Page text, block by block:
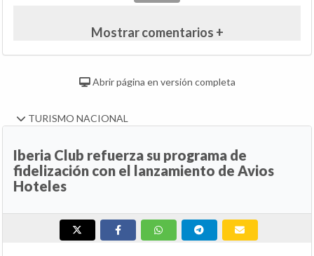
Mostrar comentarios +
Abrir página en versión completa
TURISMO NACIONAL
Iberia Club refuerza su programa de
fidelización con el lanzamiento de Avios
Hoteles